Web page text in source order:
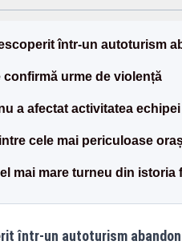
într-un autoturism
urme de violență
a afectat activitatea
cele mai periculoase
mai mare turneu din istoria
într-un autoturism